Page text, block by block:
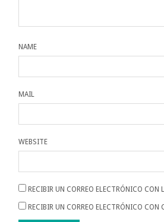
NAME
MAIL
WEBSITE
RECIBIR UN CORREO ELECTRÓNICO
RECIBIR UN CORREO ELECTRÓNICO CON